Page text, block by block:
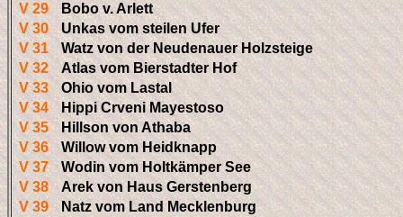
V 29
Bobo v. Arlett
V 30
Unkas vom steilen Ufer
V 31
Watz von der Neudenauer Holzsteige
V 32
Atlas vom Bierstadter Hof
V 33
Ohio vom Lastal
V 34
Hippi Crveni Mayestoso
V 35
Hillson von Athaba
V 36
Willow vom Heidknapp
V 37
Wodin vom Holtkämper See
V 38
Arek von Haus Gerstenberg
V 39
Natz vom Land Mecklenburg